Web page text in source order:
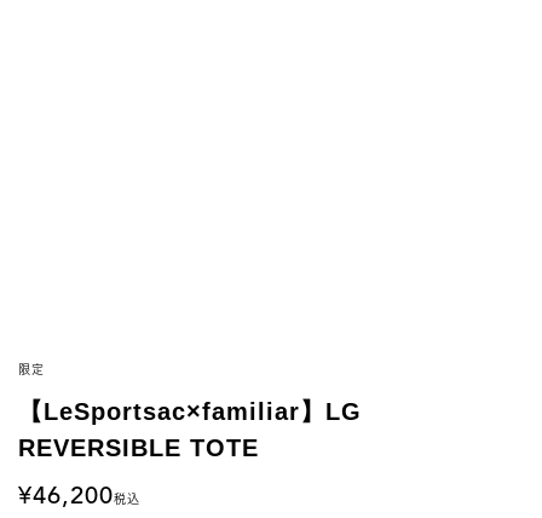
限定
【LeSportsac×familiar】LG
REVERSIBLE TOTE
46,200税込